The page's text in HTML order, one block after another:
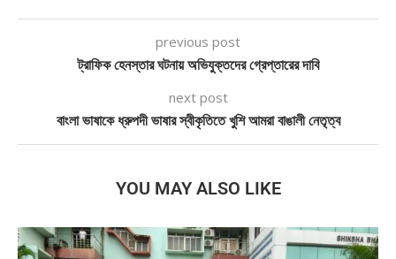
previous post
ট্রাফিক হেনস্তার ঘটনায় অভিযুক্তদের গ্রেপ্তারের দাবি
next post
বাংলা ভাষাকে ধ্রুপদী ভাষার স্বীকৃতিতে খুশি আমরা বাঙালী নেতৃত্ব
YOU MAY ALSO LIKE